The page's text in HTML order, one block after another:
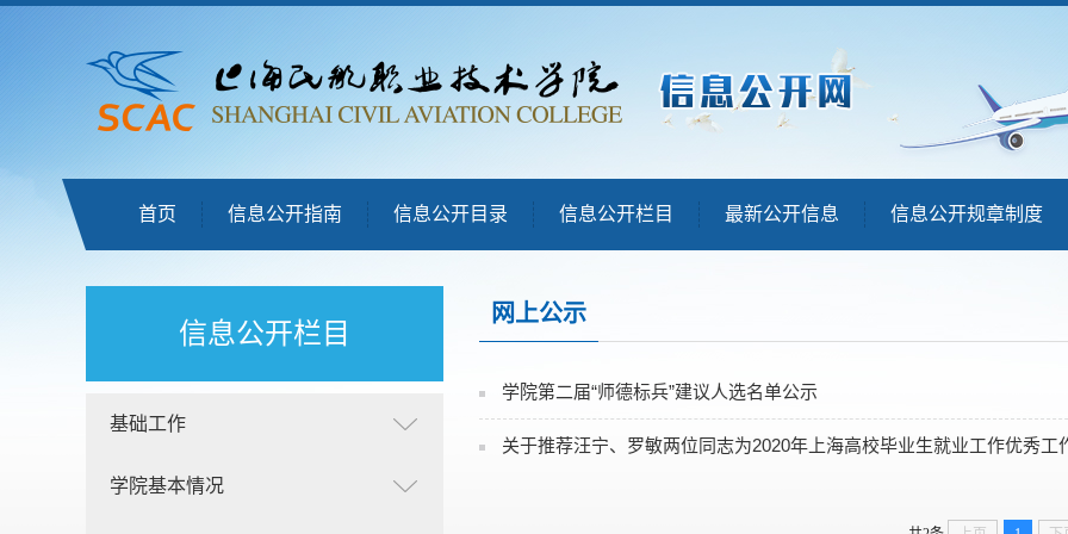
首页 信息公开指南 信息公开目录 信息公开栏目 最新公开信息 信息公开规章制度
信息公开栏目
基础工作
学院基本情况
网上公示
学院第二届“师德标兵”建议人选名单公示
关于推荐汪宁、罗敏两位同志为2020年上海高校毕业生就业工作优秀工